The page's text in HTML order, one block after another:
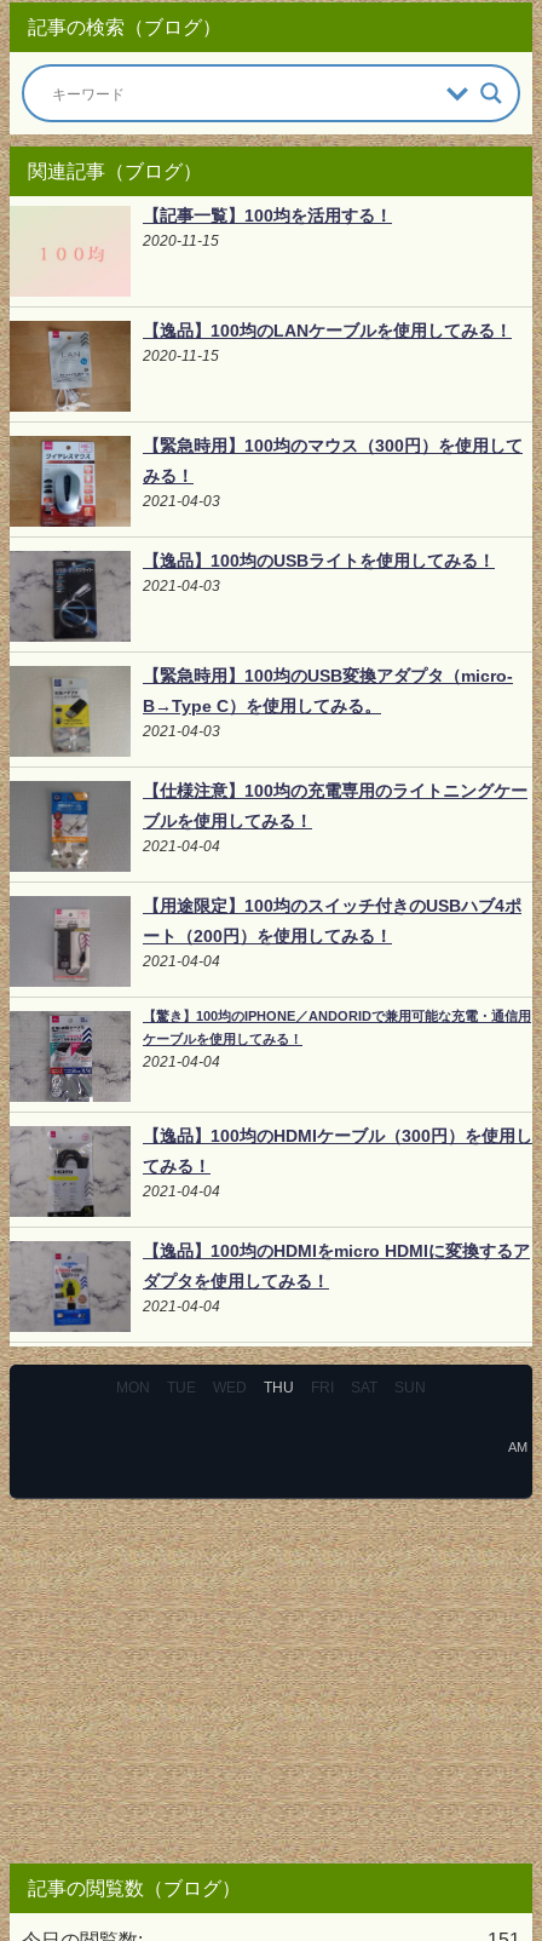
記事の検索（ブログ）
関連記事（ブログ）
【記事一覧】100均を活用する！
2020-11-15
【逸品】100均のLANケーブルを使用してみる！
2020-11-15
【緊急時用】100均のマウス（300円）を使用して
みる！
2021-04-03
【逸品】100均のUSBライトを使用してみる！
2021-04-03
【緊急時用】100均のUSB変換アダプタ（micro-
B→Type C）を使用してみる。
2021-04-03
【仕様注意】100均の充電専用のライトニングケー
ブルを使用してみる！
2021-04-04
【用途限定】100均のスイッチ付きのUSBハブ4ポ
ート（200円）を使用してみる！
2021-04-04
【驚き】100均のIPHONE／ANDORIDで兼用可能な充電・通信用
ケーブルを使用してみる！
2021-04-04
【逸品】100均のHDMIケーブル（300円）を使用し
てみる！
2021-04-04
【逸品】100均のHDMIをmicro HDMIに変換するア
ダプタを使用してみる！
2021-04-04
MON TUE WED THU FRI SAT SUN
AM
記事の閲覧数（ブログ）